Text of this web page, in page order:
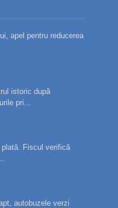
apel pentru reducerea
istoric după
pri...
plată. Fiscul verifică
autobuzele verzi